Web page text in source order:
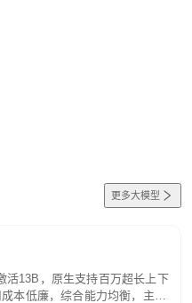
更多大模型
活13B，原生支持百万超长上下
本低廉，综合能力均衡，主打